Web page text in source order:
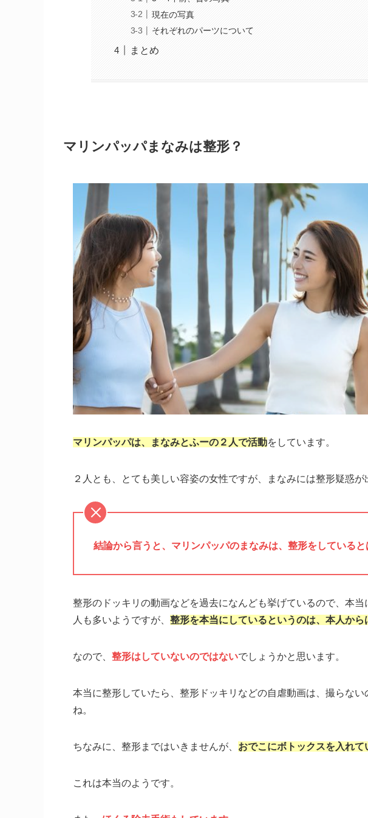
現在の写真
それぞれのパーツについて
まとめ
マリンパッパまなみは整形？
マリンパッパは、まなみとふーの２人で活動をしています。
２人とも、とても美しい容姿の女性ですが、まなみには整形疑惑が
結論から言うと、マリンパッパのまなみは、整形をしていると
整形のドッキリの動画などを過去になんども挙げているので、本
人も多いようですが、 整形を本当にしているというのは、本人か
なので、 整形はしていないのではないでしょうかと思います。
本当に整形していたら、整形ドッキリなどの自虐動画は、撮らな
ね。
ちなみに、整形まではいきませんが、 おでこにボトックスを入れて
これは本当のようです。